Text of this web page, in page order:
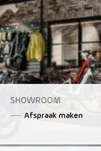
SHOWROOM
Afspraak maken